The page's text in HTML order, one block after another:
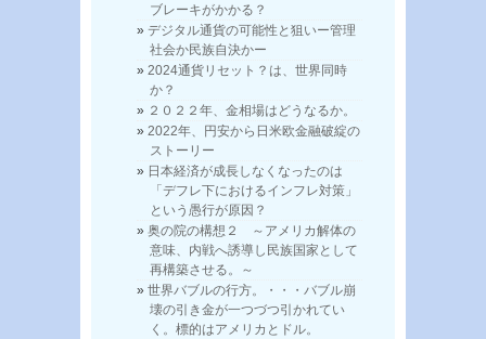
ブレーキがかかる？
デジタル通貨の可能性と狙いー管理
社会か民族自決かー
2024通貨リセット？は、世界同時
か？
２０２２年、金相場はどうなるか。
2022年、円安から日米欧金融破綻の
ストーリー
日本経済が成長しなくなったのは
「デフレ下におけるインフレ対策」
という愚行が原因？
奥の院の構想２ ～アメリカ解体の
意味、内戦へ誘導し民族国家として
再構築させる。～
世界バブルの行方。・・・バブル崩
壊の引き金が一つづつ引かれてい
く。標的はアメリカとドル。